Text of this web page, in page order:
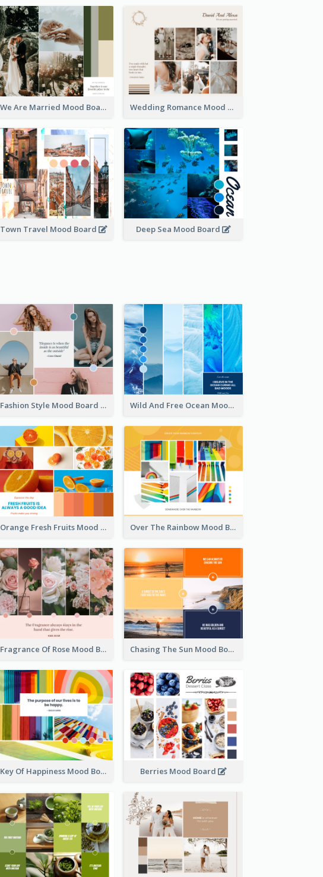
We Are Married Mood Board Wedding Romance Mood Board
Town Travel Mood Board Deep Sea Mood Board
Fashion Style Mood Board Wild And Free Ocean Mood Board
Orange Fresh Fruits Mood Board Over The Rainbow Mood Board
Fragrance Of Rose Mood Board Chasing The Sun Mood Board
Key Of Happiness Mood Board Berries Mood Board